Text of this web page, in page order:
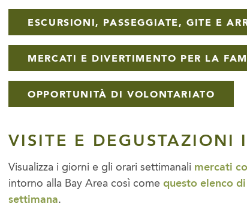
ESCURSIONI, PASSEGGIATE, GITE E
MERCATI E DIVERTIMENTO PER LA
OPPORTUNITÀ DI VOLONTARIATO
VISITE E DEGUSTAZIONI
Visualizza i giorni e gli orari settimanali mercati
intorno alla Bay Area così comequesto elenco
settimana.